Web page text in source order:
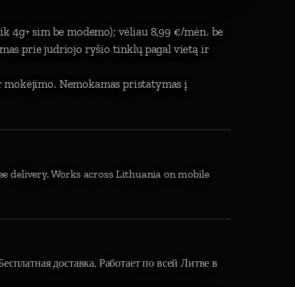
4g+ sim be modemo); vėliau 8,99 €/mėn. be
prie judriojo ryšio tinklų pagal vietą ir
Nemokamas pristatymas į
delivery. Works across Lithuania on mobile
доставка. Работает по всей Литве в